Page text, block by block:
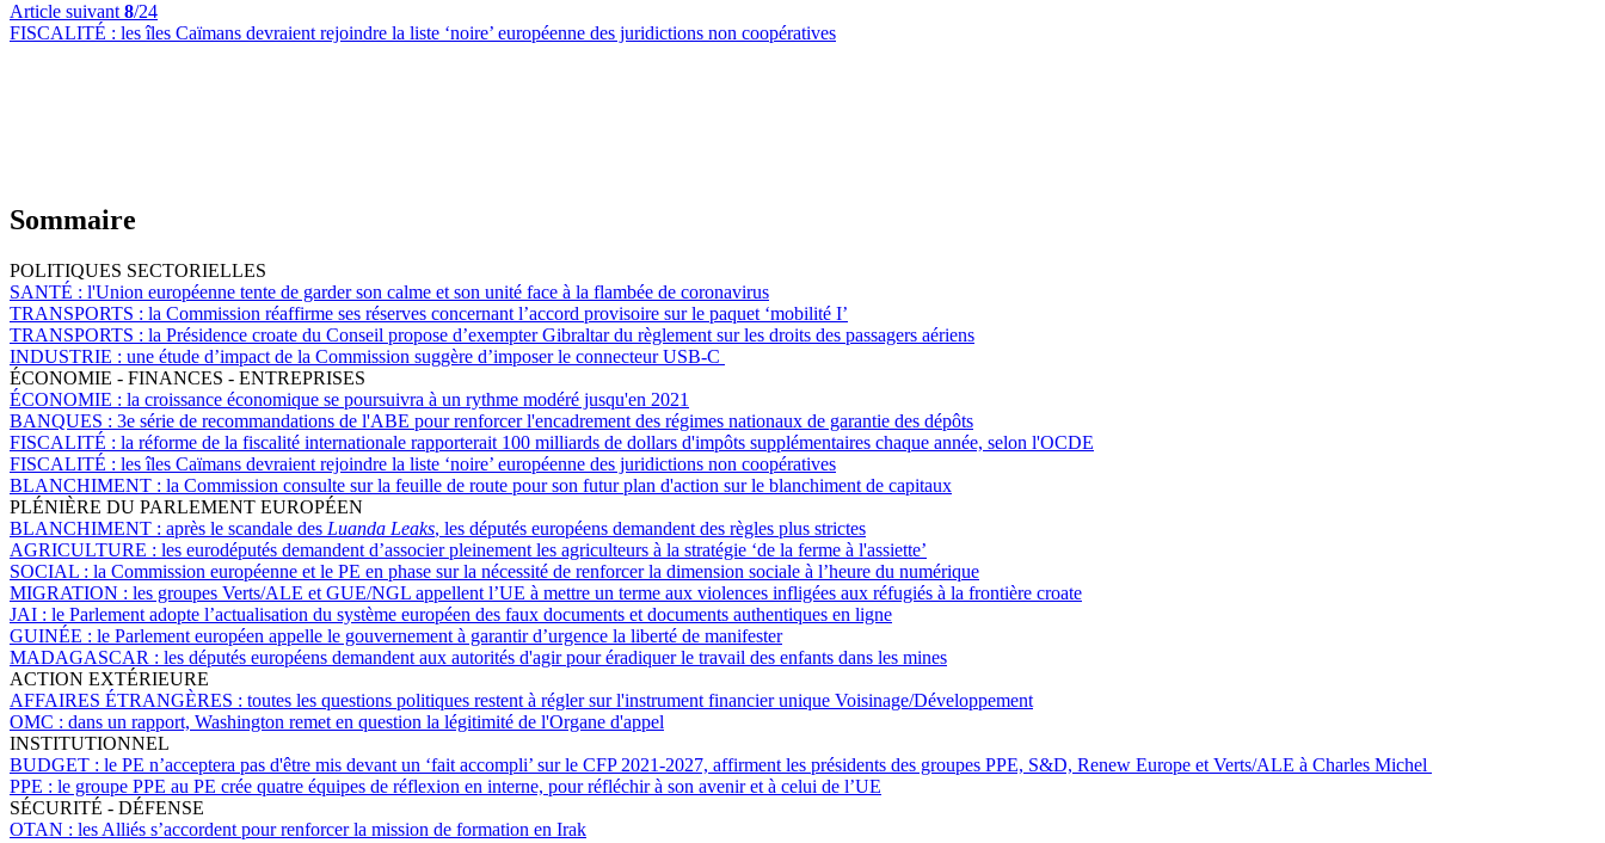
Article suivant 8/24
FISCALITÉ : les îles Caïmans devraient rejoindre la liste ‘noire’ européenne des juridictions non coopératives
Sommaire
POLITIQUES SECTORIELLES
SANTÉ : l'Union européenne tente de garder son calme et son unité face à la flambée de coronavirus
TRANSPORTS : la Commission réaffirme ses réserves concernant l’accord provisoire sur le paquet ‘mobilité I’
TRANSPORTS : la Présidence croate du Conseil propose d’exempter Gibraltar du règlement sur les droits des passagers aériens
INDUSTRIE : une étude d’impact de la Commission suggère d’imposer le connecteur USB-C
ÉCONOMIE - FINANCES - ENTREPRISES
ÉCONOMIE : la croissance économique se poursuivra à un rythme modéré jusqu'en 2021
BANQUES : 3e série de recommandations de l'ABE pour renforcer l'encadrement des régimes nationaux de garantie des dépôts
FISCALITÉ : la réforme de la fiscalité internationale rapporterait 100 milliards de dollars d'impôts supplémentaires chaque année, selon l'OCDE
FISCALITÉ : les îles Caïmans devraient rejoindre la liste ‘noire’ européenne des juridictions non coopératives
BLANCHIMENT : la Commission consulte sur la feuille de route pour son futur plan d'action sur le blanchiment de capitaux
PLÉNIÈRE DU PARLEMENT EUROPÉEN
BLANCHIMENT : après le scandale des Luanda Leaks, les députés européens demandent des règles plus strictes
AGRICULTURE : les eurodéputés demandent d’associer pleinement les agriculteurs à la stratégie ‘de la ferme à l'assiette’
SOCIAL : la Commission européenne et le PE en phase sur la nécessité de renforcer la dimension sociale à l’heure du numérique
MIGRATION : les groupes Verts/ALE et GUE/NGL appellent l’UE à mettre un terme aux violences infligées aux réfugiés à la frontière croate
JAI : le Parlement adopte l’actualisation du système européen des faux documents et documents authentiques en ligne
GUINÉE : le Parlement européen appelle le gouvernement à garantir d’urgence la liberté de manifester
MADAGASCAR : les députés européens demandent aux autorités d'agir pour éradiquer le travail des enfants dans les mines
ACTION EXTÉRIEURE
AFFAIRES ÉTRANGÈRES : toutes les questions politiques restent à régler sur l'instrument financier unique Voisinage/Développement
OMC : dans un rapport, Washington remet en question la légitimité de l'Organe d'appel
INSTITUTIONNEL
BUDGET : le PE n’acceptera pas d'être mis devant un ‘fait accompli’ sur le CFP 2021-2027, affirment les présidents des groupes PPE, S&D, Renew Europe et Verts/ALE à Charles Michel
PPE : le groupe PPE au PE crée quatre équipes de réflexion en interne, pour réfléchir à son avenir et à celui de l’UE
SÉCURITÉ - DÉFENSE
OTAN : les Alliés s’accordent pour renforcer la mission de formation en Irak